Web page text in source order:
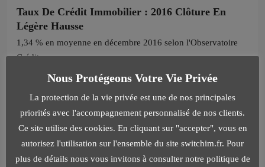
Taux De Crédit Immobilier : 2016 Clôture En
Légère Hausse
1,34 % en moyenne en décembre 2016 selon l'Observatoire
Crédit...
Continuer la lecture
par Akiriswitch202
4 juin 2026 Real Estate
Nous Protégeons Votre Vie Privée
La protection de la vie privée est une de nos principales
priorités avec l'accompagnement personnalisé de nos clients.
Ce site utilise des cookies. En cliquant sur "accepter", vous en
autorisez l'utilisation sur l'ensemble du site switchim.fr. Pour
plus de détails nous vous invitons à consulter notre politique de